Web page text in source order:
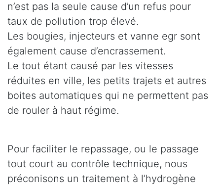
n’est pas la seule cause d’un refus pour
taux de pollution trop élevé.
Les bougies, injecteurs et vanne egr sont
également cause d’encrassement.
Le tout étant causé par les vitesses
réduites en ville, les petits trajets et autres
boites automatiques qui ne permettent pas
de rouler à haut régime.
Pour faciliter le repassage, ou le passage
tout court au contrôle technique, nous
préconisons un traitement à l’hydrogène